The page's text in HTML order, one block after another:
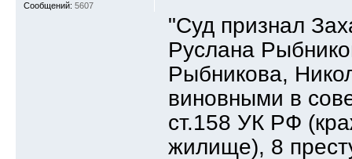
"Суд признал
Руслана
Рыбникова,
виновными в
ст.158 УК РФ
жилище), 8
Сообщений: 5607